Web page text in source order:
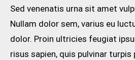
Sed venenatis urna sit amet
Nullam dolor sem, varius eu
dolor. Proin ultricies feugiat
risus sapien, quis pulvinar